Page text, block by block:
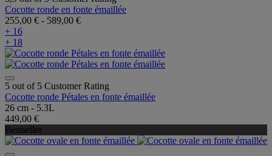
Cocotte ronde en fonte émaillée
255,00 € - 589,00 €
+ 16
+ 18
5 out of 5 Customer Rating
Cocotte ronde Pétales en fonte émaillée
26 cm - 5.3L
449,00 €
Bestseller